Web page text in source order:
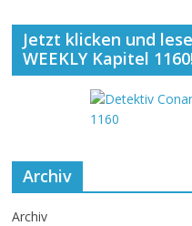
Jetzt klicken und
WEEKLY Kapitel
Archiv
Archiv